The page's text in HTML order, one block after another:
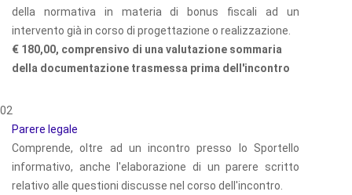
della normativa in materia di bonus fiscali ad un
intervento già in corso di progettazione o realizzazione.
€ 180,00, comprensivo di una valutazione sommaria
della documentazione trasmessa prima dell'incontro
02
Parere legale
Comprende, oltre ad un incontro presso lo Sportello
informativo, anche l'elaborazione di un parere scritto
relativo alle questioni discusse nel corso dell'incontro.